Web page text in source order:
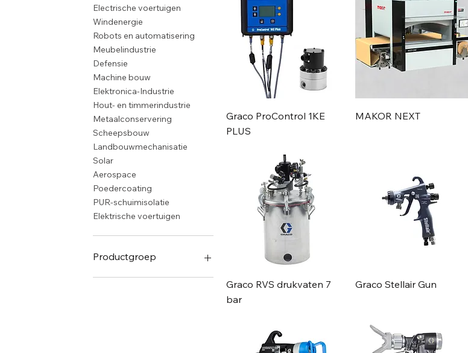
Electrische voertuigen
Windenergie
Robots en automatisering
Meubelindustrie
Defensie
Machine bouw
Elektronica-Industrie
Hout- en timmerindustrie
Metaalconservering
Scheepsbouw
Landbouwmechanisatie
Solar
Aerospace
Poedercoating
PUR-schuimisolatie
Elektrische voertuigen
Productgroep
Nozzles
Graco ProControl 1KE
PLUS
MAKOR NEXT
Graco RVS drukvaten 7
bar
Graco Stellair Gun